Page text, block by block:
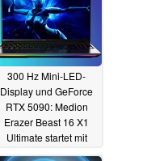
300 Hz Mini-LED-
Display und GeForce
RTX 5090: Medion
Erazer Beast 16 X1
Ultimate startet mit
Wasserkühlung